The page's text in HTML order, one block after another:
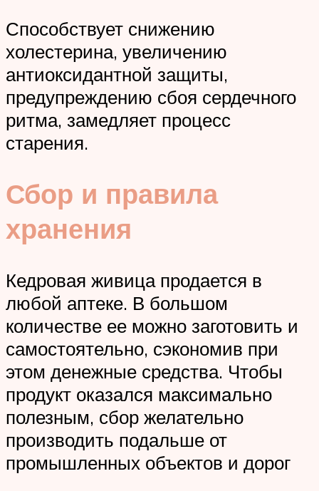
Способствует снижению
холестерина, увеличению
антиоксидантной защиты,
предупреждению сбоя сердечного
ритма, замедляет процесс
старения.
Сбор и правила
хранения
Кедровая живица продается в
любой аптеке. В большом
количестве ее можно заготовить и
самостоятельно, сэкономив при
этом денежные средства. Чтобы
продукт оказался максимально
полезным, сбор желательно
производить подальше от
промышленных объектов и дорог